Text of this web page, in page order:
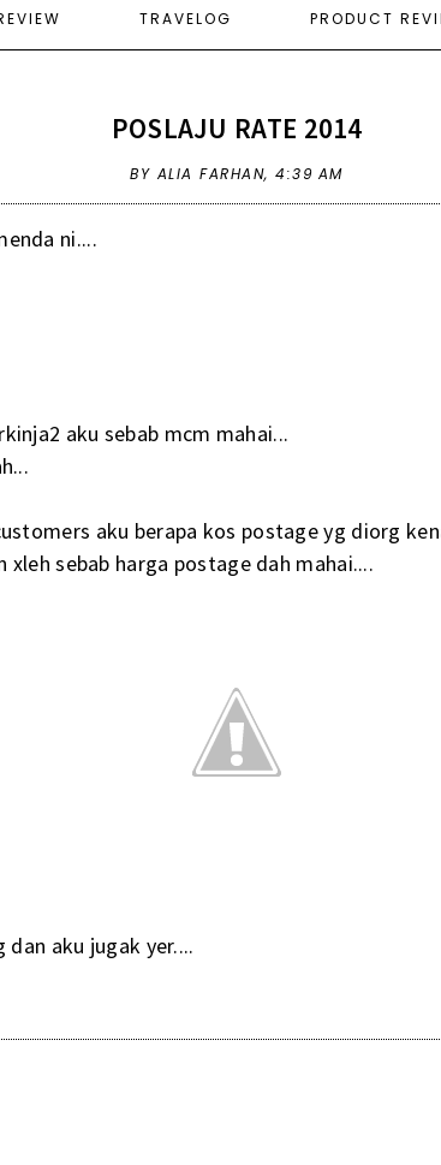
TRAVELOG PRODUCT
POSLAJU RATE 2014
BY ALIA FARHAN,4:39 AM
ni....
aku sebab mcm mahai...
aku berapa kos postage yg diorg
xleh sebab harga postage dah mahai....
aku jugak yer....